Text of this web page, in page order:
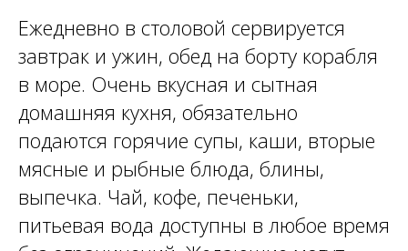
Ежедневно в столовой сервируется
завтрак и ужин, обед на борту корабля
в море. Очень вкусная и сытная
домашняя кухня, обязательно
подаются горячие супы, каши, вторые
мясные и рыбные блюда, блины,
выпечка. Чай, кофе, печеньки,
питьевая вода доступны в любое время